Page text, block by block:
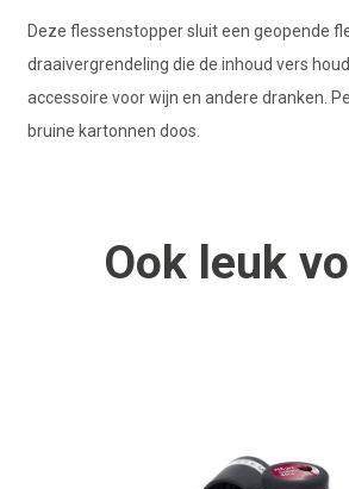
Deze flessenstopper sluit een geopende
draaivergrendeling die de inhoud vers
accessoire voor wijn en andere dranken.
bruine kartonnen doos.
Ook leuk